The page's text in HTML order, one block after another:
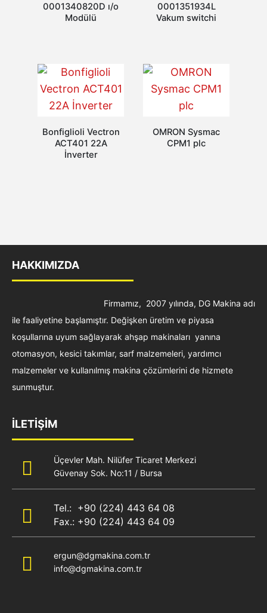
0001340820D ı/o
Modülü
0001351934L
Vakum switchi
Bonfiglioli Vectron
ACT401 22A
İnverter
OMRON Sysmac
CPM1 plc
HAKKIMIZDA
Firmamız, 2007 yılında, DG Makina adı
ile faaliyetine başlamıştır. Değişken üretim ve piyasa
koşullarına uyum sağlayarak ahşap makinaları yanına
otomasyon, kesici takımlar, sarf malzemeleri, yardımcı
malzemeler ve kullanılmış makina çözümlerini de hizmete
sunmuştur.
İLETİŞİM
Üçevler Mah. Nilüfer Ticaret Merkezi
Güvenay Sok. No:11 / Bursa
Tel.: +90 (224) 443 64 08
Fax.: +90 (224) 443 64 09
ergun@dgmakina.com.tr
info@dgmakina.com.tr